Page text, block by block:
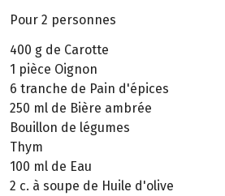
Pour 2 personnes
400 g de Carotte
1 pièce Oignon
6 tranche de Pain d'épices
250 ml de Bière ambrée
Bouillon de légumes
Thym
100 ml de Eau
2 c. à soupe de Huile d'olive